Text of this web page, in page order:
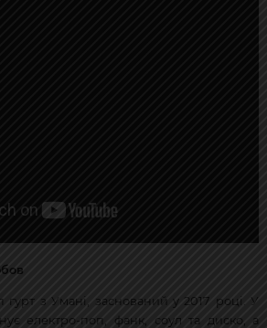
гурт з Умані, заснований у 2017 році. У
електро-поп, фанк, соул та диско, а